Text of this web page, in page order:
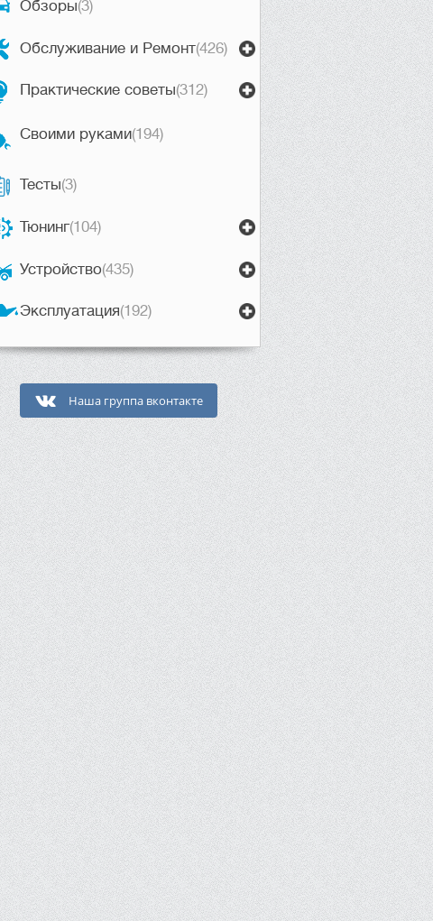
Обзоры(3)
Обслуживание и Ремонт(426)
Практические советы(312)
Своими руками(194)
Тесты(3)
Тюнинг(104)
Устройство(435)
Эксплуатация(192)
Наша группа вконтакте